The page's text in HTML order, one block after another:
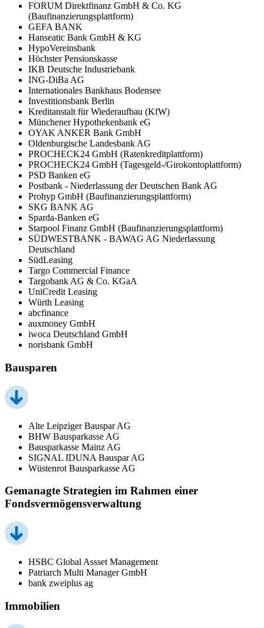
FORUM Direktfinanz GmbH & Co. KG
(Baufinanzierungsplattform)
GEFA BANK
Hanseatic Bank GmbH & KG
HypoVereinsbank
Höchster Pensionskasse
IKB Deutsche Industriebank
ING-DiBa AG
Internationales Bankhaus Bodensee
Investitionsbank Berlin
Kreditanstalt für Wiederaufbau (KfW)
Münchener Hypothekenbank eG
OYAK ANKER Bank GmbH
Oldenburgische Landesbank AG
PROCHECK24 GmbH (Ratenkreditplattform)
PROCHECK24 GmbH (Tagesgeld-/Girokontoplattform)
PSD Banken eG
Postbank - Niederlassung der Deutschen Bank AG
Prohyp GmbH (Baufinanzierungsplattform)
SKG BANK AG
Sparda-Banken eG
Starpool Finanz GmbH (Baufinanzierungsplattform)
SÜDWESTBANK - BAWAG AG Niederlassung
Deutschland
SüdLeasing
Targo Commercial Finance
Targobank AG & Co. KGaA
UniCredit Leasing
Würth Leasing
abcfinance
auxmoney GmbH
iwoca Deutschland GmbH
norisbank GmbH
Bausparen
Alte Leipziger Bauspar AG
BHW Bausparkasse AG
Bausparkasse Mainz AG
SIGNAL IDUNA Bauspar AG
Wüstenrot Bausparkasse AG
Gemanagte Strategien im Rahmen einer
Fondsvermögensverwaltung
HSBC Global Assset Management
Patriarch Multi Manager GmbH
bank zweiplus ag
Immobilien